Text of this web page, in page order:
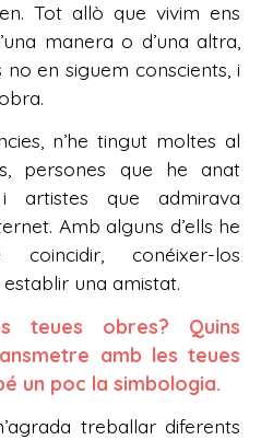
Tot allò que vivim ens
manera o d’una altra,
en siguem conscients, i
n’he tingut moltes al
persones que he anat
artistes que admirava
Amb alguns d’ells he
conéixer-los
una amistat.
teues obres? Quins
amb les teues
un poc la simbologia.
treballar diferents